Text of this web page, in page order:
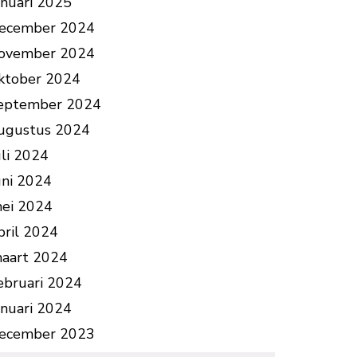
2024
2024
2024
2024
2024
2024
2024
2024
2024
2024
2024
2024
2023